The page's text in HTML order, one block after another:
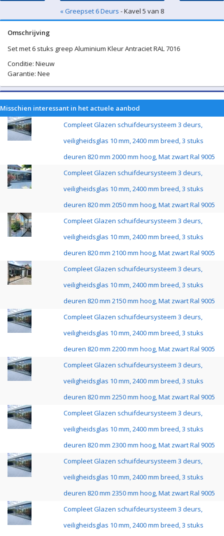
« Greepset 6 Deurs - Kavel 5 van 8
Omschrijving
Set met 6 stuks greep Aluminium Kleur Antraciet RAL 7016
Conditie: Nieuw
Garantie: Nee
Misschien interessant in het actuele aanbod
Compleet Glazen schuifdeursysteem 3 deurs,
veiligheidsglas 10 mm, 2400 mm breed, 3 stuks
deuren 820 mm 2000 mm hoog, Mat zwart Ral 9005
Compleet Glazen schuifdeursysteem 3 deurs,
veiligheidsglas 10 mm, 2400 mm breed, 3 stuks
deuren 820 mm 2050 mm hoog, Mat zwart Ral 9005
Compleet Glazen schuifdeursysteem 3 deurs,
veiligheidsglas 10 mm, 2400 mm breed, 3 stuks
deuren 820 mm 2100 mm hoog, Mat zwart Ral 9005
Compleet Glazen schuifdeursysteem 3 deurs,
veiligheidsglas 10 mm, 2400 mm breed, 3 stuks
deuren 820 mm 2150 mm hoog, Mat zwart Ral 9005
Compleet Glazen schuifdeursysteem 3 deurs,
veiligheidsglas 10 mm, 2400 mm breed, 3 stuks
deuren 820 mm 2200 mm hoog, Mat zwart Ral 9005
Compleet Glazen schuifdeursysteem 3 deurs,
veiligheidsglas 10 mm, 2400 mm breed, 3 stuks
deuren 820 mm 2250 mm hoog, Mat zwart Ral 9005
Compleet Glazen schuifdeursysteem 3 deurs,
veiligheidsglas 10 mm, 2400 mm breed, 3 stuks
deuren 820 mm 2300 mm hoog, Mat zwart Ral 9005
Compleet Glazen schuifdeursysteem 3 deurs,
veiligheidsglas 10 mm, 2400 mm breed, 3 stuks
deuren 820 mm 2350 mm hoog, Mat zwart Ral 9005
Compleet Glazen schuifdeursysteem 3 deurs,
veiligheidsglas 10 mm, 2400 mm breed, 3 stuks